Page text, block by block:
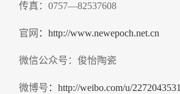
传真：0757—82537608
官网 ：http://www.newepoch.net.cn
微信公众号：俊怡陶瓷
微博号 ：http://weibo.com/u/2272043531